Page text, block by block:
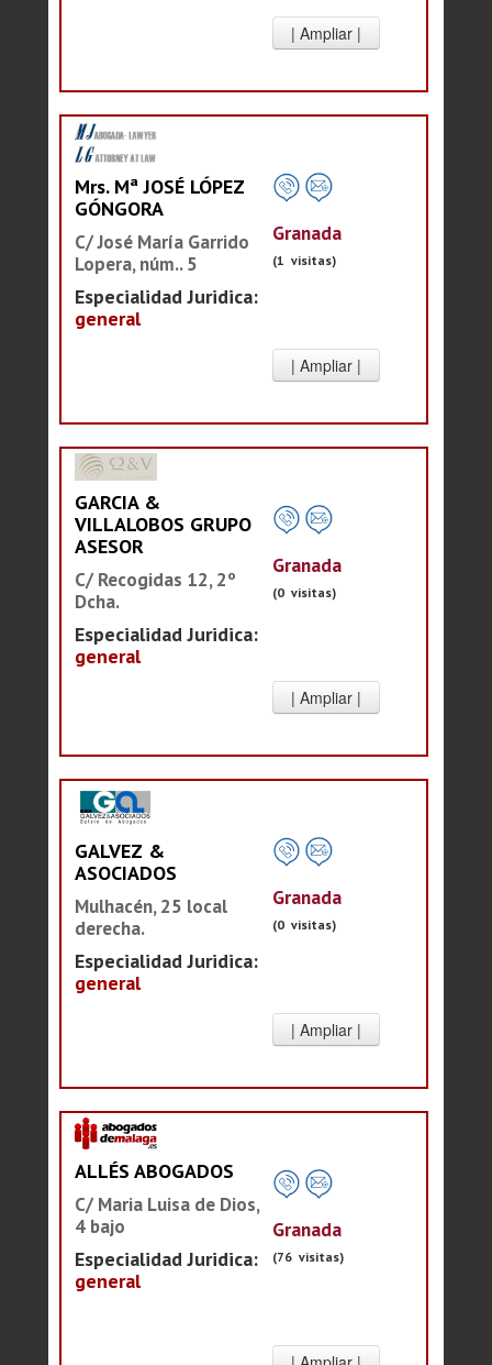
Mrs. Mª JOSÉ LÓPEZ
GÓNGORA
C/ José María Garrido
Lopera, núm.. 5
Especialidad Juridica:
general
Granada
(1 visitas)
GARCIA &
VILLALOBOS GRUPO
ASESOR
C/ Recogidas 12, 2º
Dcha.
Especialidad Juridica:
general
Granada
(0 visitas)
GALVEZ &
ASOCIADOS
Mulhacén, 25 local
derecha.
Especialidad Juridica:
general
Granada
(0 visitas)
ALLÉS ABOGADOS
C/ Maria Luisa de Dios,
4 bajo
Especialidad Juridica:
general
Granada
(76 visitas)